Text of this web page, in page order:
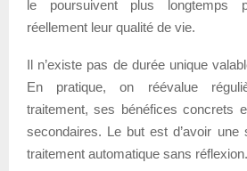
le poursuivent plus longtemps
réellement leur qualité de vie.
Il n’existe pas de durée unique
En pratique, on réévalue
traitement, ses bénéfices concrets
secondaires. Le but est d’avoir une
traitement automatique sans réflexion.